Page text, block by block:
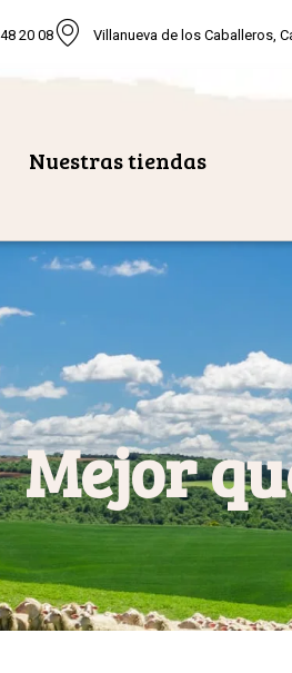
20 08 Villanueva de los Caballeros,
Nuestras tiendas
Mejor